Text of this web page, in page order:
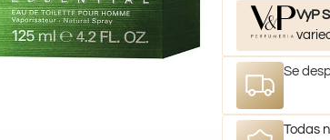
VyP
Se
Todas